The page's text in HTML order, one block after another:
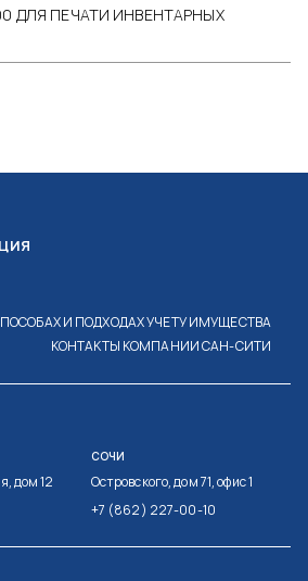
ДЛЯ ПЕЧАТИ ИНВЕНТАРНЫХ
И ПОДХОДАХ УЧЕТУ ИМУЩЕСТВА
КОНТАКТЫ КОМПАНИИ САН-СИТИ
дом 12
СОЧИ
Островского, дом 71, офис 1
+7 (862) 227-00-10